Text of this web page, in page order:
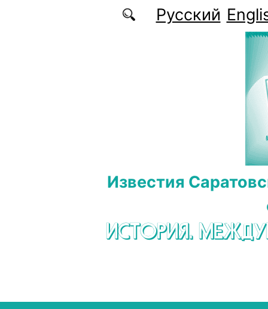
Перейти к основному содержаниюРусский
Известия
ИСТОРИЯ.